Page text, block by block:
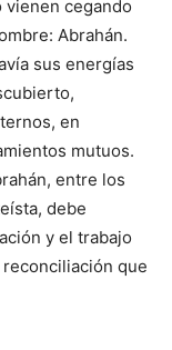
vienen cegando
Abrahán.
sus energías
en
mutuos.
entre los
debe
y el trabajo
reconciliación que